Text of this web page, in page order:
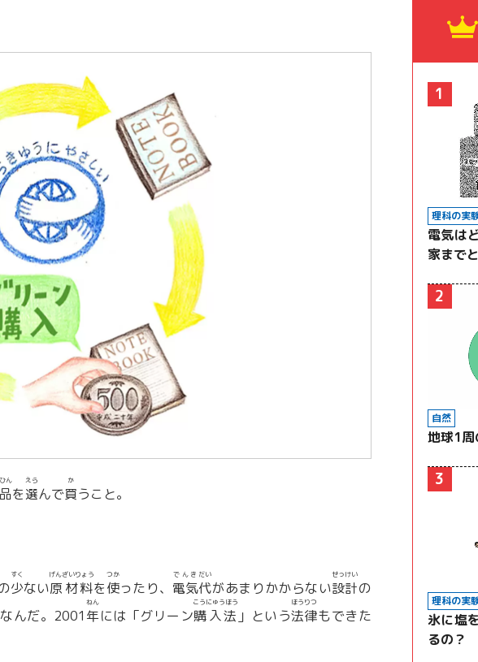
宇宙
理科の実験
ん
を選
えら
んで買
か
うこと。
少
すく
ない原材料
げんざいりょう
を使
つか
ったり、 電気
でんき
代
だい
があまりかからない設計
せっけい
の
んだ。2001 年
ねん
には「グリーン購入法
こうにゅうほう
」という法律
ほうりつ
もできた
1
理科の実
電気は
家まで
2
自然
地球1周
3
理科の実
氷に塩
るの？